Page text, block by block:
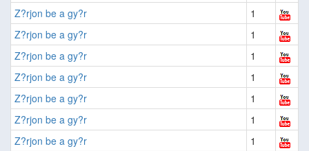
Z?rjon be a gy?r
1
Z?rjon be a gy?r
1
Z?rjon be a gy?r
1
Z?rjon be a gy?r
1
Z?rjon be a gy?r
1
Z?rjon be a gy?r
1
Z?rjon be a gy?r
1